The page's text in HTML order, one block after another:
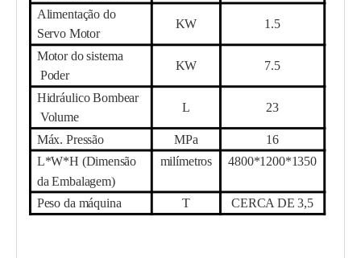
Alimentação do
Servo Motor
KW 1.5
Motor do sistema
Poder
KW 7.5
HidráulicoBombear
Volume
L 23
Máx. Pressão MPa
16
L*W*H (Dimensão
da Embalagem)
milímetros 4800*1200*1350
Peso da máquina T CERCA DE 3,5